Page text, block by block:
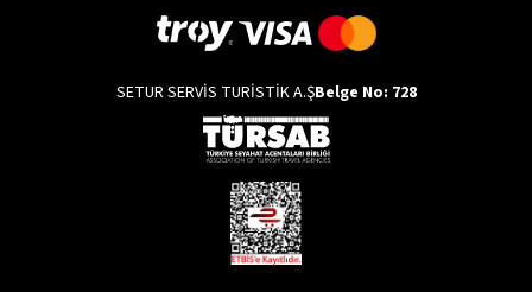
SETUR SERVİS TURİSTİK A.ŞBelge No: 728